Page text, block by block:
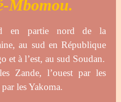
Mbomou.
en partie nord de la
au sud en République
et à l’est, au sud Soudan.
Zande, l’ouest par les
les Yakoma.